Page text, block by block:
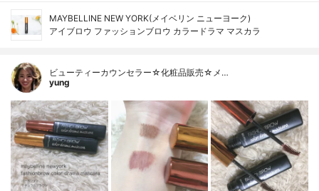
MAYBELLINE NEW YORK(メイベリン ニューヨーク)
アイブロウ ファッションブロウ カラードラマ マスカラ
ビューティーカウンセラー☆化粧品販売☆メ…
yung